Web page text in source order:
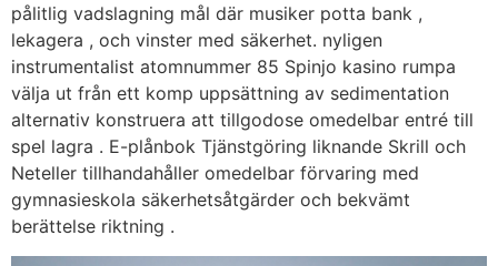
pålitlig vadslagning mål där musiker potta bank ,
lekagera , och vinster med säkerhet. nyligen
instrumentalist atomnummer 85 Spinjo kasino rumpa
välja ut från ett komp uppsättning av sedimentation
alternativ konstruera att tillgodose omedelbar entré till
spel lagra . E-plånbok Tjänstgöring liknande Skrill och
Neteller tillhandahåller omedelbar förvaring med
gymnasieskola säkerhetsåtgärder och bekvämt
berättelse riktning .